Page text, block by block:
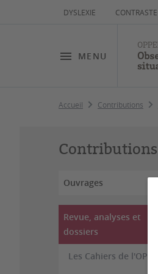
DYSLEXIE CONTRASTE
MENU
Accueil Contributions
Contributions
Ouvrages
Revue, analyses et
dossiers
Les Cahiers de l'OPPEE